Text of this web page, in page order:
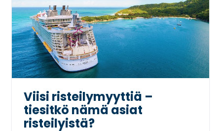
Viisi risteilymyyttiä –
tiesitkö nämä asiat
risteilyistä?